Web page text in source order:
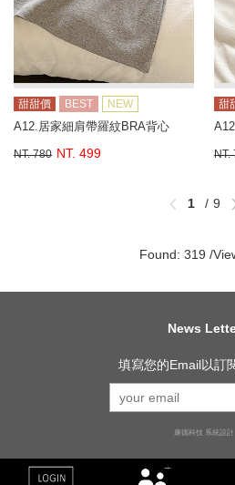
甜甜價 BEST NEW
A12.居家細肩帶羅紋BRA背心
NT. 780 NT. 499
甜
NT.
1 9
Found: 319 /
News
填寫您的Email以訂
康德科技 系統設計